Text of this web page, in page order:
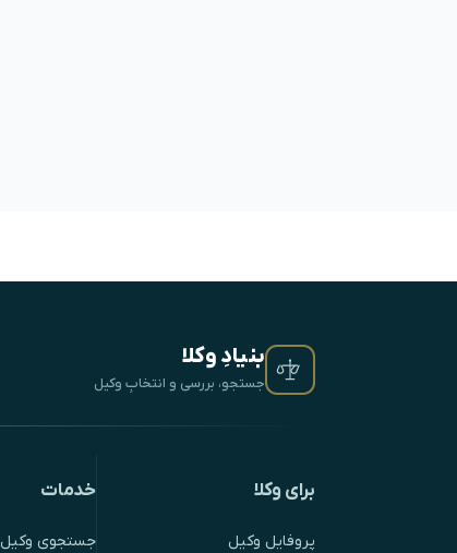
بنیادِ وکلا
جستجو، بررسی و انتخابِ وکیل
برای وکلا
پروفایل وکیل
خدمات
جستجوی وکیل